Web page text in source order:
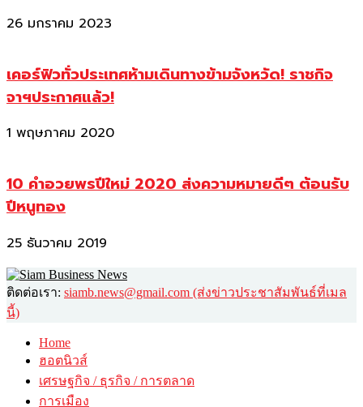
26 มกราคม 2023
เคอร์ฟิวทั่วประเทศห้ามเดินทางข้ามจังหวัด! ราชกิจ
จาฯประกาศแล้ว!
1 พฤษภาคม 2020
10 คำอวยพรปีใหม่ 2020 ส่งความหมายดีๆ ต้อนรับ
ปีหนูทอง
25 ธันวาคม 2019
ติดต่อเรา: siamb.news@gmail.com (ส่งข่าวประชาสัมพันธ์ที่เมล
นี้)
Home
ฮอตนิวส์
เศรษฐกิจ / ธุรกิจ / การตลาด
การเมือง